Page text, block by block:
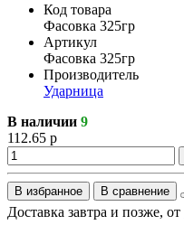
Код товара
Фасовка 325гр
Артикул
Фасовка 325гр
Производитель
Ударница
В наличии 9
112.65 р
В избранное В сравнение
Доставка завтра и позже, от